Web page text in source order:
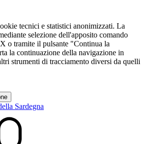
tecnici e statistici anonimizzati. La
selezione dell'apposito comando
o tramite il pulsante "Continua la
la continuazione della navigazione in
strumenti di tracciamento diversi da quelli
Sardegna